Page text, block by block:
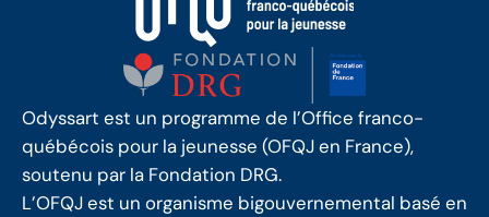
Odyssart est un programme de l’Office franco-
québécois pour la jeunesse (OFQJ en France),
soutenu par la Fondation DRG.
L’OFQJ est un organisme bigouvernemental basé en